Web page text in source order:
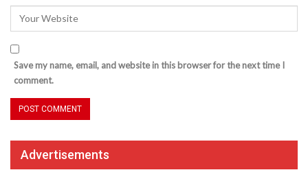
Save my name, email, and website in this browser for the next time I
comment.
Advertisements